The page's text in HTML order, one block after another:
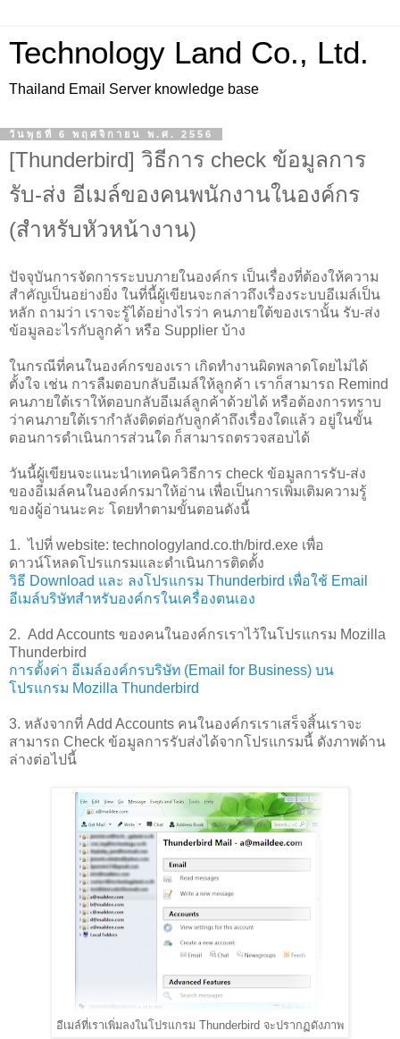
Technology Land Co., Ltd.
Thailand Email Server knowledge base
วันพุธที่ 6 พฤศจิกายน พ.ศ. 2556
[Thunderbird] วิธีการ check ข้อมูลการ
รับ-ส่ง อีเมล์ของคนพนักงานในองค์กร
(สำหรับหัวหน้างาน)
ปัจจุบันการจัดการระบบภายในองค์กร เป็นเรื่องที่ต้องให้ความ
สำคัญเป็นอย่างยิ่ง ในที่นี้ผู้เขียนจะกล่าวถึงเรื่องระบบอีเมล์เป็น
หลัก ถามว่า เราจะรู้ได้อย่างไรว่า คนภายใต้ของเรานั้น รับ-ส่ง
ข้อมูลอะไรกับลูกค้า หรือ Supplier บ้าง
ในกรณีที่คนในองค์กรของเรา เกิดทำงานผิดพลาดโดยไม่ได้
ตั้งใจ เช่น การลืมตอบกลับอีเมล์ให้ลูกค้า เราก็สามารถ Remind
คนภายใต้เราให้ตอบกลับอีเมล์ลูกค้าด้วยได้ หรือต้องการทราบ
ว่าคนภายใต้เรากำลังติดต่อกับลูกค้าถึงเรื่องใดแล้ว อยู่ในขั้น
ตอนการดำเนินการส่วนใด ก็สามารถตรวจสอบได้
วันนี้ผู้เขียนจะแนะนำเทคนิควิธีการ check ข้อมูลการรับ-ส่ง
ของอีเมล์คนในองค์กรมาให้อ่าน เพื่อเป็นการเพิ่มเติมความรู้
ของผู้อ่านนะคะ โดยทำตามขั้นตอนดังนี้
1. ไปที่ website: technologyland.co.th/bird.exe เพื่อ
ดาวน์โหลดโปรแกรมและดำเนินการติดตั้ง
วิธี Download และ ลงโปรแกรม Thunderbird เพื่อใช้ Email
อีเมล์บริษัทสำหรับองค์กรในเครื่องตนเอง
2. Add Accounts ของคนในองค์กรเราไว้ในโปรแกรม Mozilla
Thunderbird
การตั้งค่า อีเมล์องค์กรบริษัท (Email for Business) บน
โปรแกรม Mozilla Thunderbird
3. หลังจากที่ Add Accounts คนในองค์กรเราเสร็จสิ้นเราจะ
สามารถ Check ข้อมูลการรับส่งได้จากโปรแกรมนี้ ดังภาพด้าน
ล่างต่อไปนี้
อีเมล์ที่เราเพิ่มลงในโปรแกรม Thunderbird จะปรากฏดังภาพ